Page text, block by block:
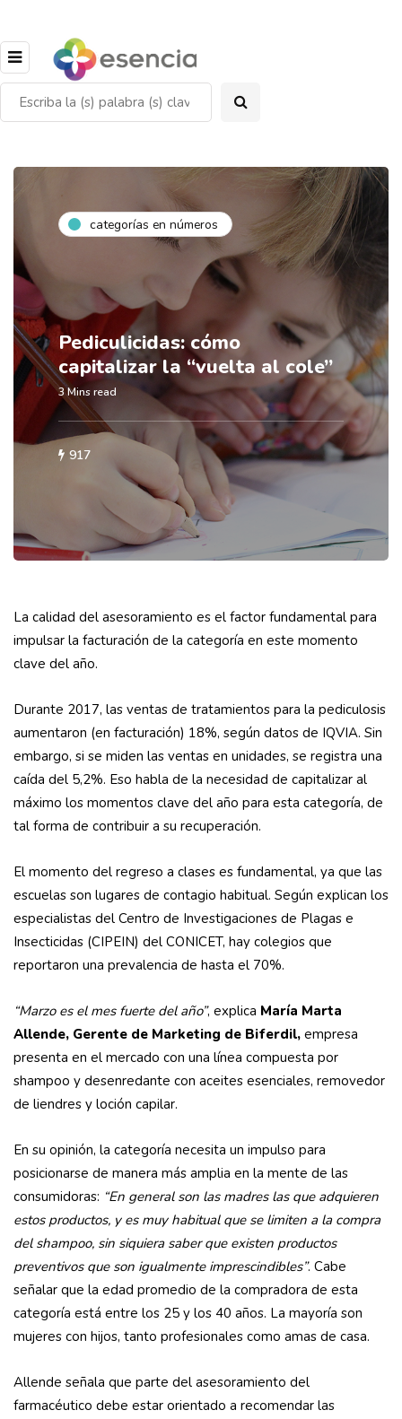
categorías en números
Pediculicidas: cómo
capitalizar la “vuelta al cole”
3 Mins read
917
La calidad del asesoramiento es el factor fundamental para
impulsar la facturación de la categoría en este momento
clave del año.
Durante 2017, las ventas de tratamientos para la pediculosis
aumentaron (en facturación) 18%, según datos de IQVIA. Sin
embargo, si se miden las ventas en unidades, se registra una
caída del 5,2%. Eso habla de la necesidad de capitalizar al
máximo los momentos clave del año para esta categoría, de
tal forma de contribuir a su recuperación.
El momento del regreso a clases es fundamental, ya que las
escuelas son lugares de contagio habitual. Según explican los
especialistas del Centro de Investigaciones de Plagas e
Insecticidas (CIPEIN) del CONICET, hay colegios que
reportaron una prevalencia de hasta el 70%.
“Marzo es el mes fuerte del año”, explica María Marta
Allende, Gerente de Marketing de Biferdil, empresa
presenta en el mercado con una línea compuesta por
shampoo y desenredante con aceites esenciales, removedor
de liendres y loción capilar.
En su opinión, la categoría necesita un impulso para
posicionarse de manera más amplia en la mente de las
consumidoras: “En general son las madres las que adquieren
estos productos, y es muy habitual que se limiten a la compra
del shampoo, sin siquiera saber que existen productos
preventivos que son igualmente imprescindibles”. Cabe
señalar que la edad promedio de la compradora de esta
categoría está entre los 25 y los 40 años. La mayoría son
mujeres con hijos, tanto profesionales como amas de casa.
Allende señala que parte del asesoramiento del
farmacéutico debe estar orientado a recomendar las